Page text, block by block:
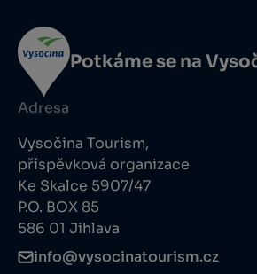
Potkáme se na
Adresa
Vysočina Tourism,
příspěvková organizace
Ke Skalce 5907/47
P.O. BOX 85
586 01 Jihlava
info@vysocinatourism.cz